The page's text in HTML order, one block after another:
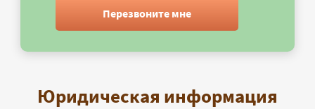
Перезвоните мне
Юридическая информация